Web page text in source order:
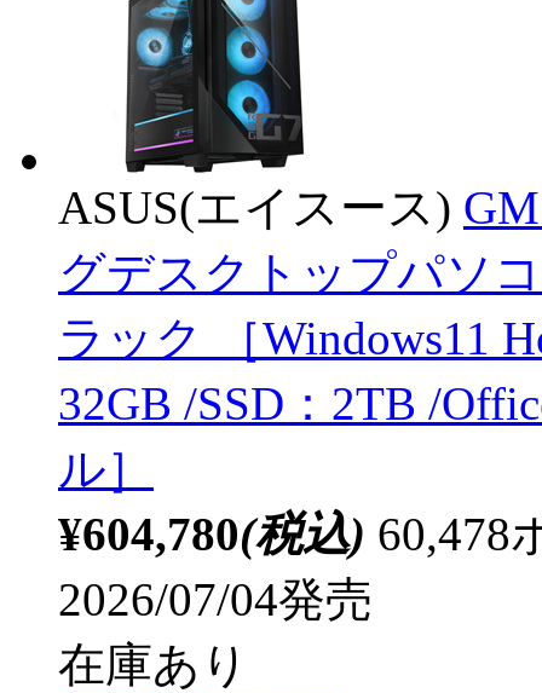
ASUS(エイスース)
グデスクトップパソ
ラック ［Windows11
32GB /SSD：2TB /
ル］
¥604,780(税込) 60,478
2026/07/04発売
在庫あり